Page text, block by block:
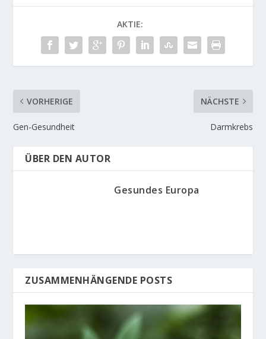
AKTIE:
VORHERIGE
Gen-Gesundheit
NÄCHSTE
Darmkrebs
ÜBER DEN AUTOR
Gesundes Europa
ZUSAMMENHÄNGENDE POSTS